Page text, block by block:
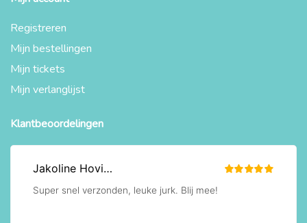
Registreren
Mijn bestellingen
Mijn tickets
Mijn verlanglijst
Klantbeoordelingen